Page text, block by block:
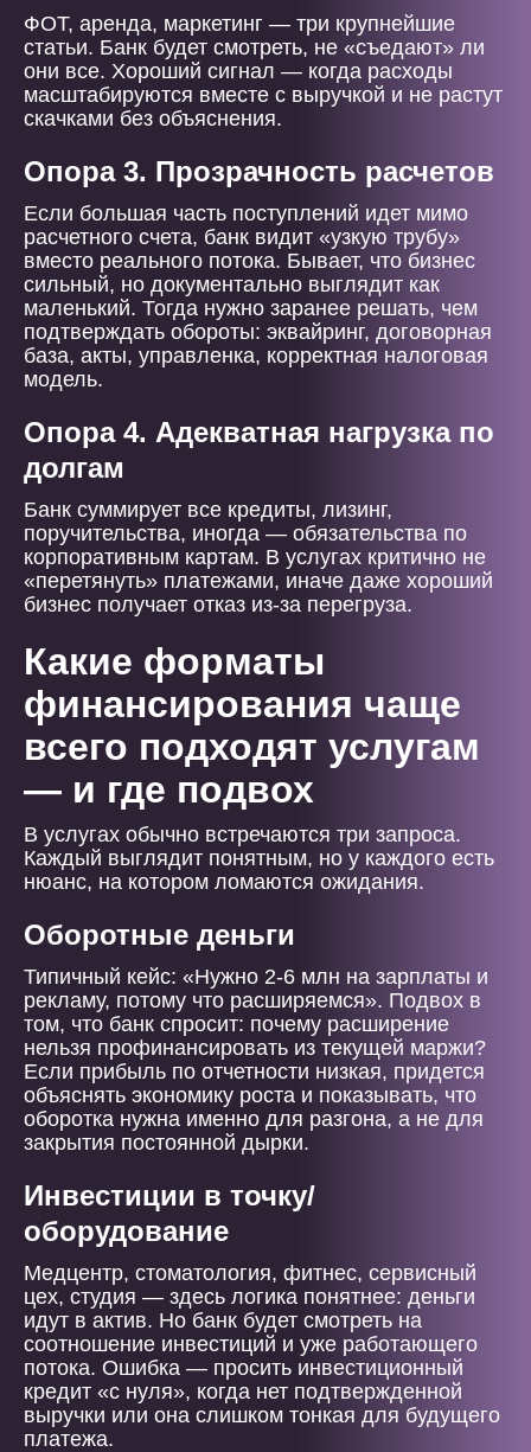
ФОТ, аренда, маркетинг — три крупнейшие
статьи. Банк будет смотреть, не «съедают» ли
они все. Хороший сигнал — когда расходы
масштабируются вместе с выручкой и не растут
скачками без объяснения.
Опора 3. Прозрачность расчетов
Если большая часть поступлений идет мимо
расчетного счета, банк видит «узкую трубу»
вместо реального потока. Бывает, что бизнес
сильный, но документально выглядит как
маленький. Тогда нужно заранее решать, чем
подтверждать обороты: эквайринг, договорная
база, акты, управленка, корректная налоговая
модель.
Опора 4. Адекватная нагрузка по
долгам
Банк суммирует все кредиты, лизинг,
поручительства, иногда — обязательства по
корпоративным картам. В услугах критично не
«перетянуть» платежами, иначе даже хороший
бизнес получает отказ из-за перегруза.
Какие форматы
финансирования чаще
всего подходят услугам
— и где подвох
В услугах обычно встречаются три запроса.
Каждый выглядит понятным, но у каждого есть
нюанс, на котором ломаются ожидания.
Оборотные деньги
Типичный кейс: «Нужно 2-6 млн на зарплаты и
рекламу, потому что расширяемся». Подвох в
том, что банк спросит: почему расширение
нельзя профинансировать из текущей маржи?
Если прибыль по отчетности низкая, придется
объяснять экономику роста и показывать, что
оборотка нужна именно для разгона, а не для
закрытия постоянной дырки.
Инвестиции в точку/
оборудование
Медцентр, стоматология, фитнес, сервисный
цех, студия — здесь логика понятнее: деньги
идут в актив. Но банк будет смотреть на
соотношение инвестиций и уже работающего
потока. Ошибка — просить инвестиционный
кредит «с нуля», когда нет подтвержденной
выручки или она слишком тонкая для будущего
платежа.